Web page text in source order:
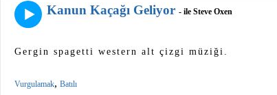
Kanun Kaçağı Geliyor - ile Steve Oxen
Gergin spagetti western alt çizgi müziği.
Vurgulamak, Batılı